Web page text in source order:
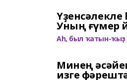
Үҙенсәлекле
Уның ғүмер
Аһ, был ҡатын-ҡыҙ
Минең
изге